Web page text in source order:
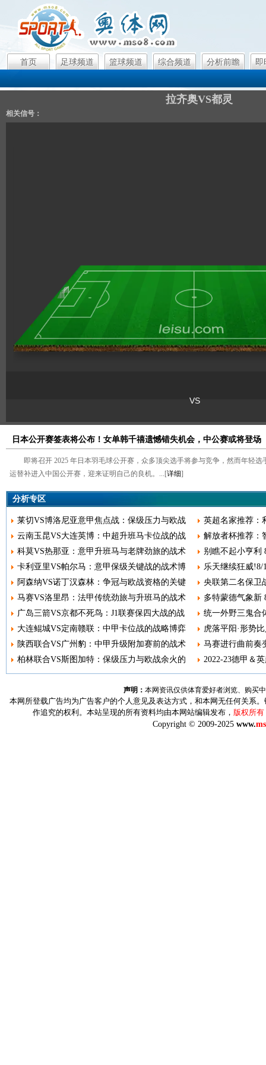
首页 足球频道 篮球频道 综合频道 分析前瞻 即
拉齐奥VS都灵
相关信号：
日本公开赛签表将公布！女单韩千禧遗憾错失机会，中公赛或将登场
即将召开 2025 年日本羽毛球公开赛，众多顶尖选手将参与竞争，然而年轻
运替补进入中国公开赛，迎来证明自己的良机。...[详细]
分析专区
莱切VS博洛尼亚意甲焦点战：保级压力与欧战
云南玉昆VS大连英博：中超升班马卡位战的战
科莫VS热那亚：意甲升班马与老牌劲旅的战术
卡利亚里VS帕尔马：意甲保级关键战的战术博
阿森纳VS诺丁汉森林：争冠与欧战资格的关键
马赛VS洛里昂：法甲传统劲旅与升班马的战术
广岛三箭VS京都不死鸟：J1联赛保四大战的战
大连鲲城VS定南赣联：中甲卡位战的战略博弈
陕西联合VS广州豹：中甲升级附加赛前的战术
柏林联合VS斯图加特：保级压力与欧战余火的
英超名家推荐：
解放者杯推荐：
别瞧不起小亨利
乐天继续狂威!8/
央联第二名保卫
多特蒙德气象新
统一外野三鬼合
虎落平阳·形势
马赛进行曲前奏
2022-23德甲＆
声明： 本网资讯仅供体育爱好者浏览、购买
本网所登载广告均为广告客户的个人意见及表达方式，和本网无任何关系
作追究的权利。本站呈现的所有资料均由本网站编辑发布， 版权所有
Copyright © 2009-2025 www.